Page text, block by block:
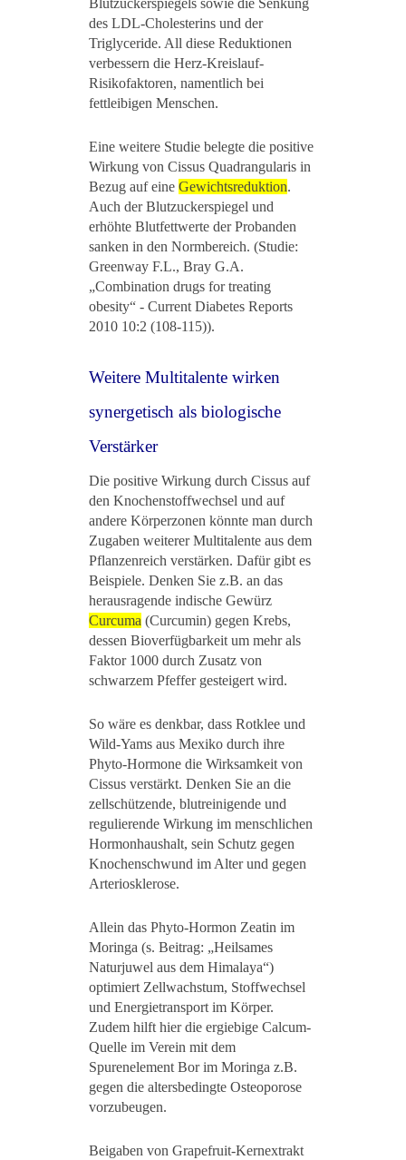
Blutzuckerspiegels sowie die Senkung
des LDL-Cholesterins und der
Triglyceride. All diese Reduktionen
verbessern die Herz-Kreislauf-
Risikofaktoren, namentlich bei
fettleibigen Menschen.
Eine weitere Studie belegte die positive
Wirkung von Cissus Quadrangularis in
Bezug auf eine Gewichtsreduktion.
Auch der Blutzuckerspiegel und
erhöhte Blutfettwerte der Probanden
sanken in den Normbereich. (Studie:
Greenway F.L., Bray G.A.
„Combination drugs for treating
obesity“ - Current Diabetes Reports
2010 10:2 (108-115)).
Weitere Multitalente wirken
synergetisch als biologische
Verstärker
Die positive Wirkung durch Cissus auf
den Knochenstoffwechsel und auf
andere Körperzonen könnte man durch
Zugaben weiterer Multitalente aus dem
Pflanzenreich verstärken. Dafür gibt es
Beispiele. Denken Sie z.B. an das
herausragende indische Gewürz
Curcuma (Curcumin) gegen Krebs,
dessen Bioverfügbarkeit um mehr als
Faktor 1000 durch Zusatz von
schwarzem Pfeffer gesteigert wird.
So wäre es denkbar, dass Rotklee und
Wild-Yams aus Mexiko durch ihre
Phyto-Hormone die Wirksamkeit von
Cissus verstärkt. Denken Sie an die
zellschützende, blutreinigende und
regulierende Wirkung im menschlichen
Hormonhaushalt, sein Schutz gegen
Knochenschwund im Alter und gegen
Arteriosklerose.
Allein das Phyto-Hormon Zeatin im
Moringa (s. Beitrag: „Heilsames
Naturjuwel aus dem Himalaya“)
optimiert Zellwachstum, Stoffwechsel
und Energietransport im Körper.
Zudem hilft hier die ergiebige Calcum-
Quelle im Verein mit dem
Spurenelement Bor im Moringa z.B.
gegen die altersbedingte Osteoporose
vorzubeugen.
Beigaben von Grapefruit-Kernextrakt